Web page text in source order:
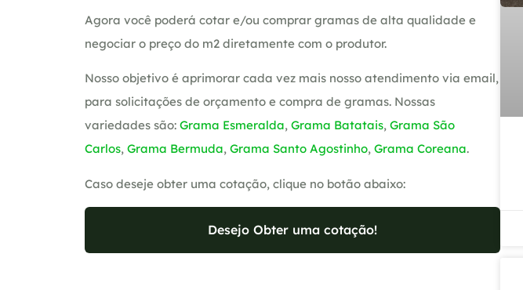
Agora você poderá cotar e/ou comprar gramas de alta qualidade e
negociar o preço do m2 diretamente com o produtor.
Nosso objetivo é aprimorar cada vez mais nosso atendimento via email,
para solicitações de orçamento e compra de gramas. Nossas
variedades são: Grama Esmeralda, Grama Batatais, Grama São
Carlos, Grama Bermuda, Grama Santo Agostinho, Grama Coreana.
Caso deseje obter uma cotação, clique no botão abaixo:
Desejo Obter uma cotação!